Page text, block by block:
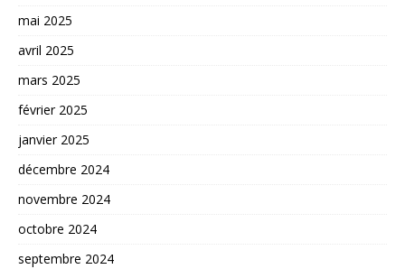
mai 2025
avril 2025
mars 2025
février 2025
janvier 2025
décembre 2024
novembre 2024
octobre 2024
septembre 2024